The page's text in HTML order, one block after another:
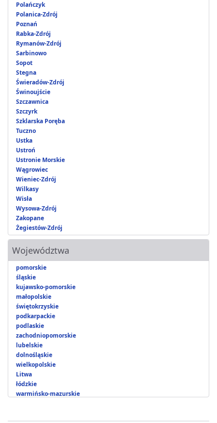
Polańczyk
Polanica-Zdrój
Poznań
Rabka-Zdrój
Rymanów-Zdrój
Sarbinowo
Sopot
Stegna
Świeradów-Zdrój
Świnoujście
Szczawnica
Szczyrk
Szklarska Poręba
Tuczno
Ustka
Ustroń
Ustronie Morskie
Wągrowiec
Wieniec-Zdrój
Wilkasy
Wisła
Wysowa-Zdrój
Zakopane
Żegiestów-Zdrój
Województwa
pomorskie
śląskie
kujawsko-pomorskie
małopolskie
świętokrzyskie
podkarpackie
podlaskie
zachodniopomorskie
lubelskie
dolnośląskie
wielkopolskie
Litwa
łódzkie
warmińsko-mazurskie